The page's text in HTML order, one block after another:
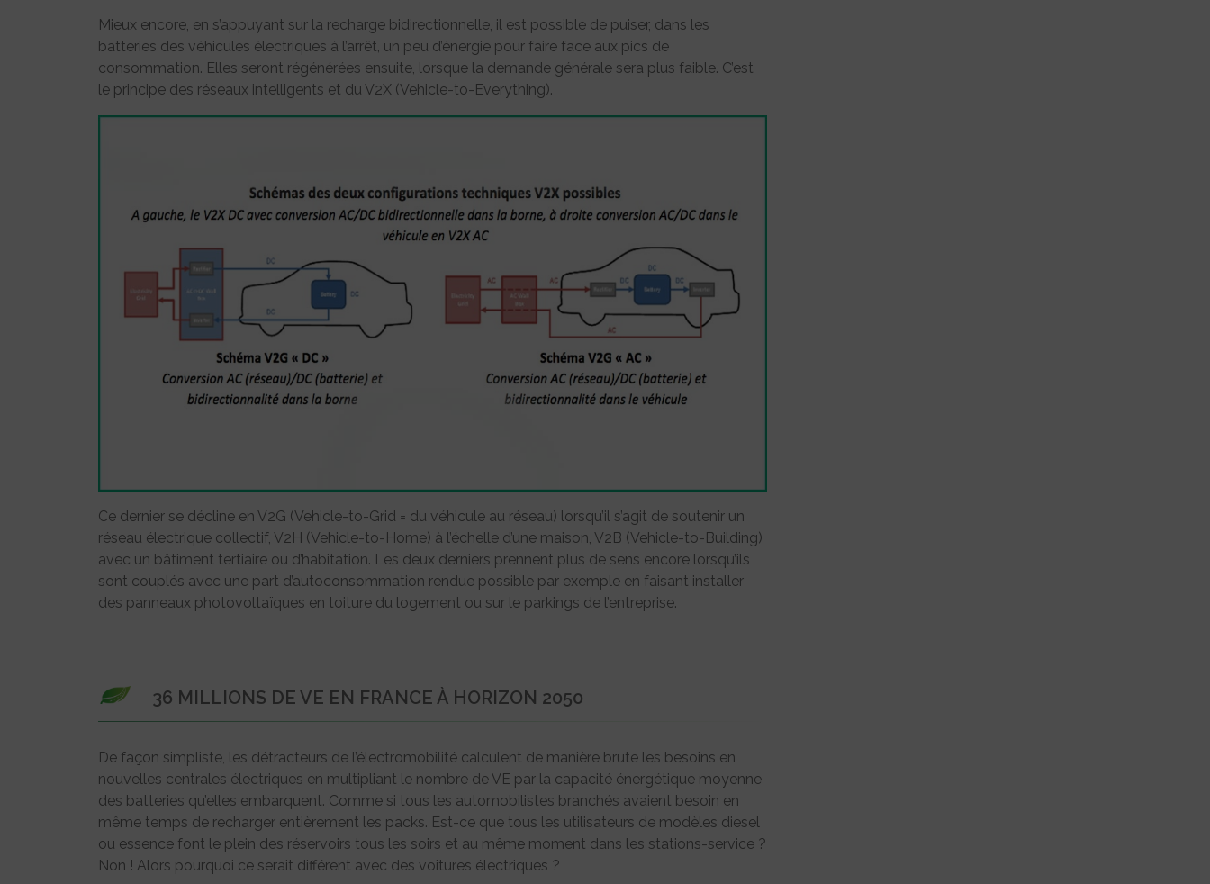
Mieux encore, en s’appuyant sur la recharge bidirectionnelle, il est possible de puiser, dans les
batteries des véhicules électriques à l’arrêt, un peu d’énergie pour faire face aux pics de
consommation. Elles seront régénérées ensuite, lorsque la demande générale sera plus faible. C’est
le principe des réseaux intelligents et du V2X (Vehicle-to-Everything).
Ce dernier se décline en V2G (Vehicle-to-Grid = du véhicule au réseau) lorsqu’il s’agit de soutenir un
réseau électrique collectif, V2H (Vehicle-to-Home) à l’échelle d’une maison, V2B (Vehicle-to-Building)
avec un bâtiment tertiaire ou d’habitation. Les deux derniers prennent plus de sens encore lorsqu’ils
sont couplés avec une part d’autoconsommation rendue possible par exemple en faisant installer
des panneaux photovoltaïques en toiture du logement ou sur le parkings de l’entreprise.
36 MILLIONS DE VE EN FRANCE À HORIZON 2050
De façon simpliste, les détracteurs de l’électromobilité calculent de manière brute les besoins en
nouvelles centrales électriques en multipliant le nombre de VE par la capacité énergétique moyenne
des batteries qu’elles embarquent. Comme si tous les automobilistes branchés avaient besoin en
même temps de recharger entièrement les packs. Est-ce que tous les utilisateurs de modèles diesel
ou essence font le plein des réservoirs tous les soirs et au même moment dans les stations-service ?
Non ! Alors pourquoi ce serait différent avec des voitures électriques ?